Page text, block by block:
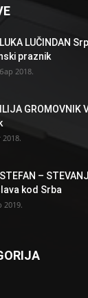
LUČINDAN
praznik
2018.
GROMOVNIK
2018.
–
kod Srba
2019.